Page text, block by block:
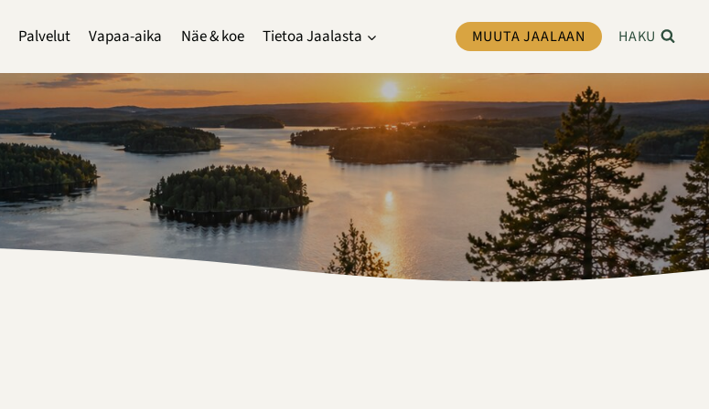
Palvelut Vapaa-aika Näe & koe Tietoa Jaalasta MUUTA JAALAAN HAKU